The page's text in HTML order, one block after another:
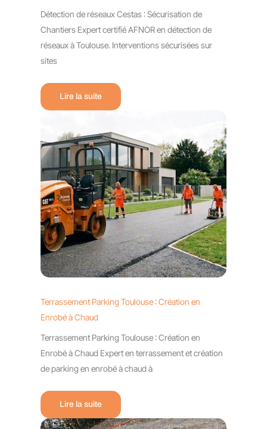
Détection de réseaux Cestas : Sécurisation de
Chantiers Expert certifié AFNOR en détection de
réseaux à Toulouse. Interventions sécurisées sur
sites
Lire la suite
Terrassement Parking Toulouse : Création en
Enrobé à Chaud
Terrassement Parking Toulouse : Création en
Enrobé à Chaud Expert en terrassement et création
de parking en enrobé à chaud à
Lire la suite